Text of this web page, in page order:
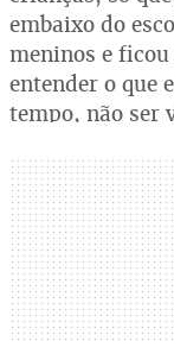
embaixo do
meninos e
entender o que
tempo, não ser